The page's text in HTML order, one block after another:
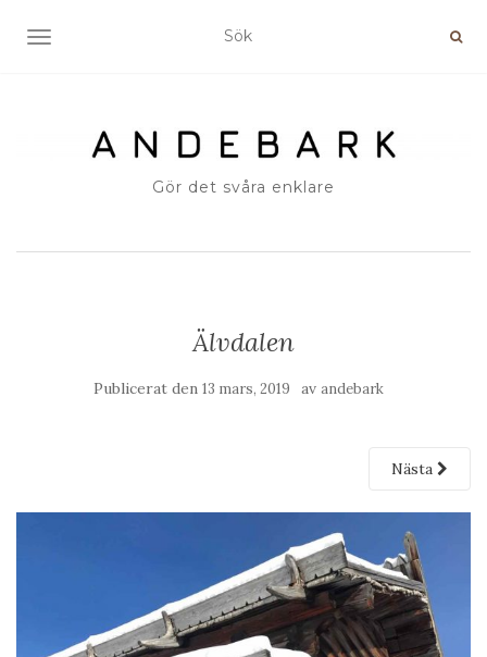
SLÅ PÅ/AV NAVIGERING
Gör det svåra enklare
Älvdalen
Publicerat den 13 mars, 2019 av andebark
Nästa